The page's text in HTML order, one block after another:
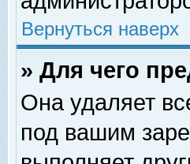
Вернуться наверх
» Для чего
Она удаляет
под вашим